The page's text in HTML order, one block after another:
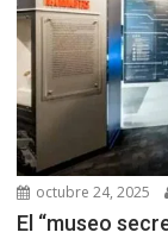
octubre 24, 2025
El “museo